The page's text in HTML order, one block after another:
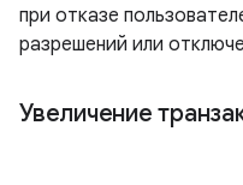
при отказе
разрешений или
Увеличение